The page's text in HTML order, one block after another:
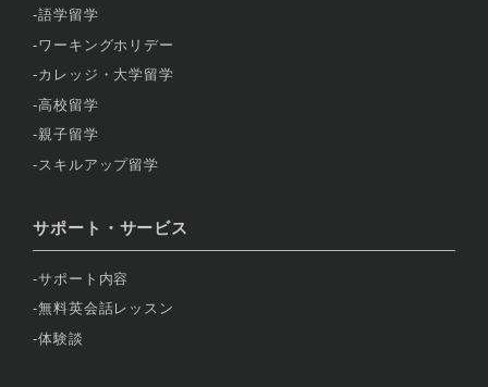
語学留学
ワーキングホリデー
カレッジ・大学留学
高校留学
親子留学
スキルアップ留学
サポート・サービス
サポート内容
無料英会話レッスン
体験談